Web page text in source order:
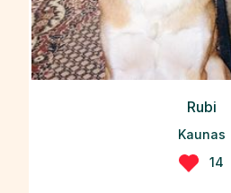
Rubi
Kaunas
14